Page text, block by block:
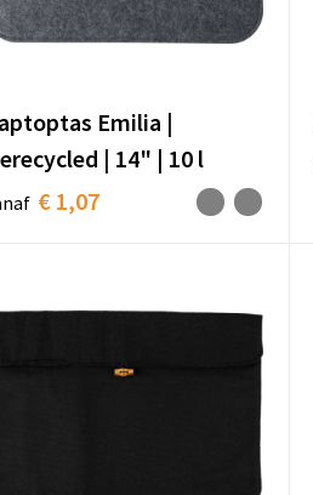
Emilia |
| 14" | 10 l
€ 1,07